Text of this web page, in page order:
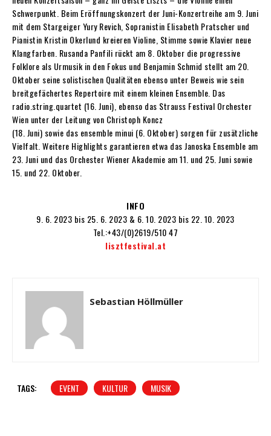
Schwerpunkt. Beim Eröffnungskonzert der Juni-Konzertreihe am 9. Juni
mit dem Stargeiger Yury Revich, Sopranistin Elisabeth Pratscher und
Pianistin Kristin Okerlund kreieren Violine, Stimme sowie Klavier neue
Klangfarben. Rusanda Panfili rückt am 8. Oktober die progressive
Folklore als Urmusik in den Fokus und Benjamin Schmid stellt am 20.
Oktober seine solistischen Qualitäten ebenso unter Beweis wie sein
breitgefächertes Repertoire mit einem kleinen Ensemble. Das
radio.string.quartet (16. Juni), ebenso das Strauss Festival Orchester
Wien unter der Leitung von Christoph Koncz
(18. Juni) sowie das ensemble minui (6. Oktober) sorgen für zusätzliche
Vielfalt. Weitere Highlights garantieren etwa das Janoska Ensemble am
23. Juni und das Orchester Wiener Akademie am 11. und 25. Juni sowie
15. und 22. Oktober.
INFO
9. 6. 2023 bis 25. 6. 2023 & 6. 10. 2023 bis 22. 10. 2023
Tel.:+43/(0)2619/510 47
lisztfestival.at
Sebastian Höllmüller
TAGS: EVENT KULTUR MUSIK